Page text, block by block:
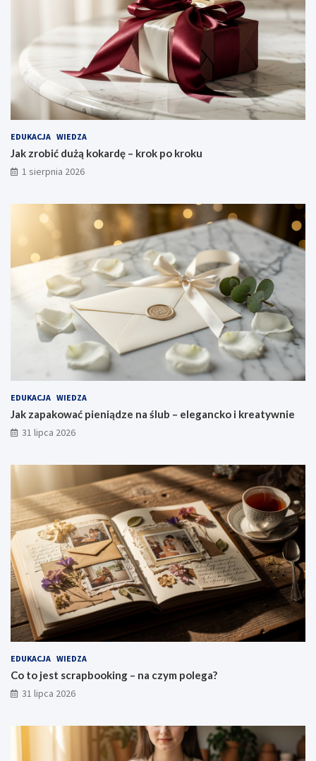
EDUKACJA WIEDZA
Jak zrobić dużą kokardę – krok po kroku
1 sierpnia 2026
EDUKACJA WIEDZA
Jak zapakować pieniądze na ślub – elegancko i kreatywnie
31 lipca 2026
EDUKACJA WIEDZA
Co to jest scrapbooking – na czym polega?
31 lipca 2026